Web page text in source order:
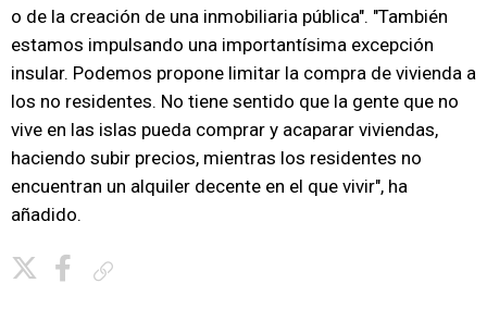
o de la creación de una inmobiliaria pública". "También
estamos impulsando una importantísima excepción
insular. Podemos propone limitar la compra de vivienda a
los no residentes. No tiene sentido que la gente que no
vive en las islas pueda comprar y acaparar viviendas,
haciendo subir precios, mientras los residentes no
encuentran un alquiler decente en el que vivir", ha
añadido.